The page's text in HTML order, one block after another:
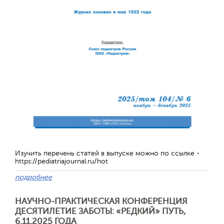
Изучить перечень статей в выпуске можно по ссылке -
https://pediatriajournal.ru/hot
подробнее
НАУЧНО-ПРАКТИЧЕСКАЯ КОНФЕРЕНЦИЯ
ДЕСЯТИЛЕТИЕ ЗАБОТЫ: «РЕДКИЙ» ПУТЬ,
6.11.2025 ГОДА